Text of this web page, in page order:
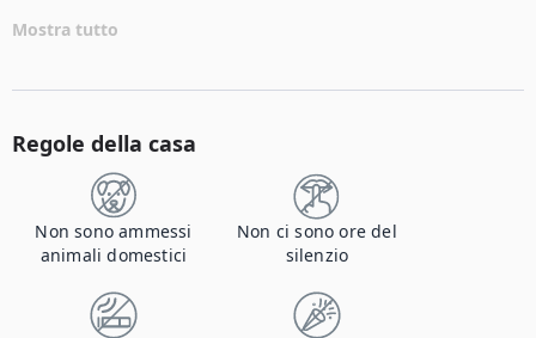
Mostra tutto
Regole della casa
Non sono ammessi
animali domestici
Non ci sono ore del
silenzio